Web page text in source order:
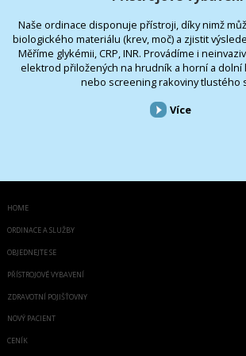
Naše ordinace disponuje přístroji, díky nimž
biologického materiálu (krev, moč) a zjistit
Měříme glykémii, CRP, INR. Provádíme i
elektrod přiložených na hrudník a horní a dolní
nebo screening rakoviny tlustého
Více
HOME
ORDINACE A SLUŽBY
OBJEDNEJTE SE
PŘÍSTROJOVÉ VYBAVENÍ
ZDRAVOTNÍ POJIŠŤOVNY
NOVÝ PACIENT
CENÍK